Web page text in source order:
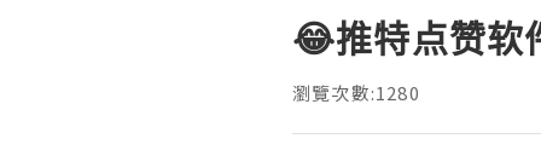
😂推特点赞软
瀏覽次數:1280